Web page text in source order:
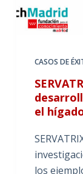
CASOS DE
el
los